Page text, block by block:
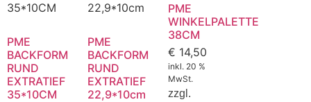
PME
BACKFORM
RUND
EXTRATIEF
35*10CM
PME
BACKFORM
RUND
EXTRATIEF
22,9*10cm
PME
WINKELPALETTE
38CM
€ 14,50
inkl. 20 %
MwSt.
zzgl.